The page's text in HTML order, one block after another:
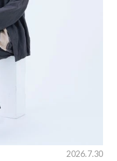
2026.7.30